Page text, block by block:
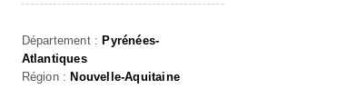
Département : Pyrénées-
Atlantiques
Région : Nouvelle-Aquitaine